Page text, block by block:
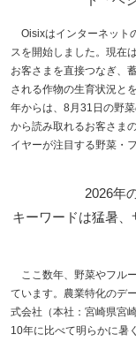
Oisixはインターネット
スを開始しました。現在
お客さまを直接つなぎ、
される作物の生育状況と
年からは、8月31日の野
から読み取れるお客さま
イヤーが注目する野菜・
2026年
キーワードは猛暑
ここ数年、野菜やフル
ています。農業特化のデ
式会社（本社：宮崎県宮
10年に比べて明らかに暑